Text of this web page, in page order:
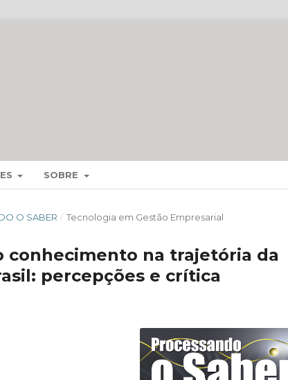
SOBRE
O SABER / Tecnologia em Gestão Empresarial
conhecimento na trajetória da
percepções e crítica